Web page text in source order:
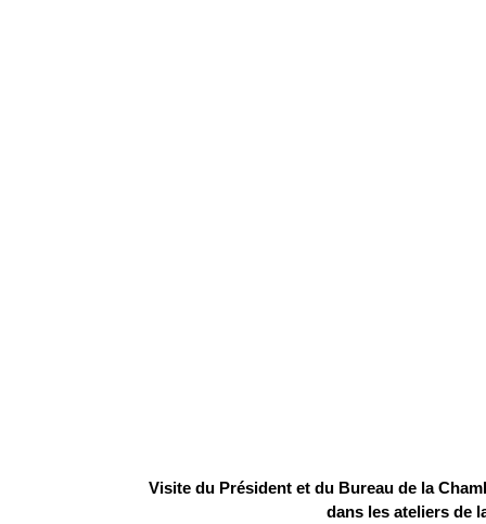
Visite du Président et du Bureau de la
dans les ateliers de